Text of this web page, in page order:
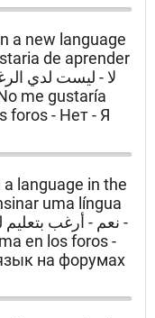
a new language
de aprender
foros - Нет - Я
language in the
uma língua
en los foros -
на форумах